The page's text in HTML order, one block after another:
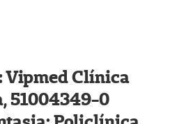
Vipmed Clínica
51004349-0